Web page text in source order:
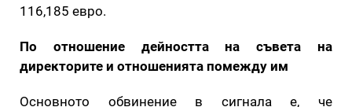
116,185 евро.
По отношение дейността на съвета на
директорите и отношенията помежду им
Основното обвинение в сигнала е, че